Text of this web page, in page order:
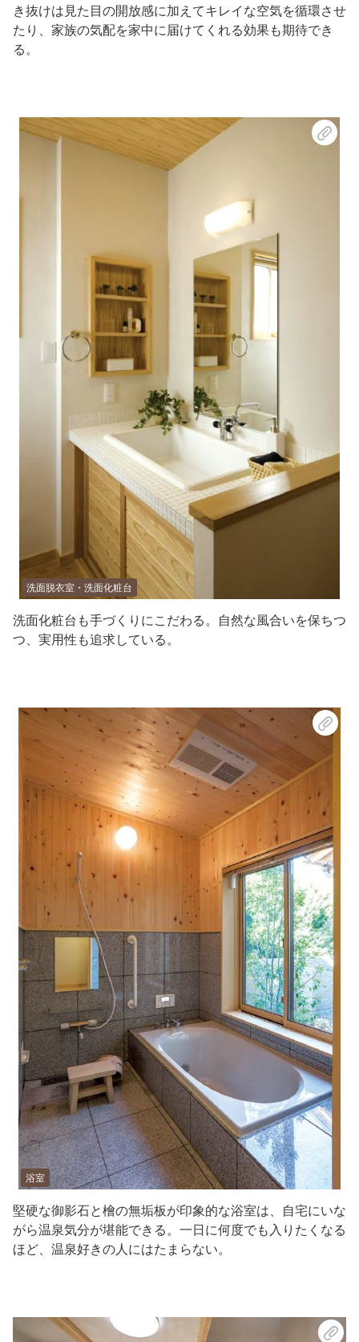
き抜けは見た目の開放感に加えてキレイな空気を循環させ
たり、家族の気配を家中に届けてくれる効果も期待でき
る。
洗面脱衣室・洗面化粧台
洗面化粧台も手づくりにこだわる。自然な風合いを保ちつ
つ、実用性も追求している。
浴室
堅硬な御影石と檜の無垢板が印象的な浴室は、自宅にいな
がら温泉気分が堪能できる。一日に何度でも入りたくなる
ほど、温泉好きの人にはたまらない。